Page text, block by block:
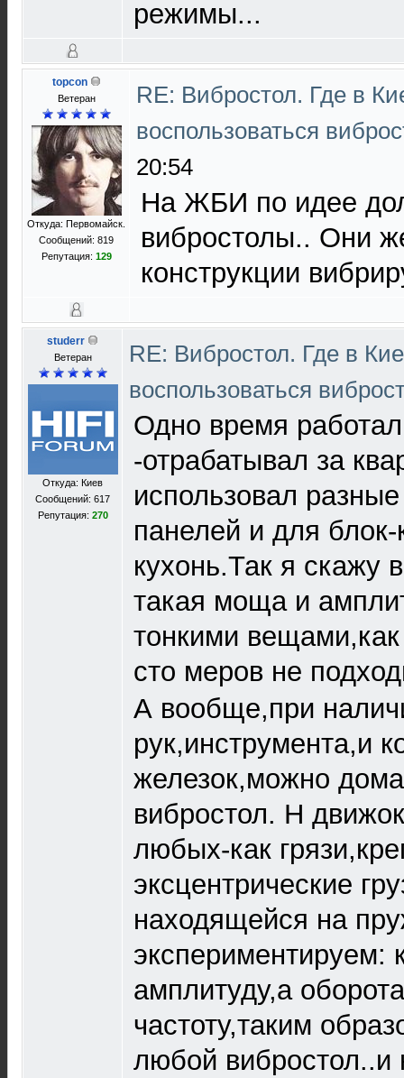
режимы...
topcon
Ветеран
Откуда: Первомайск.
Сообщений: 819
Репутация: 129
RE: Вибростол. Где в
воспользоваться
20:54
На ЖБИ по идее
вибростолы.. Они
конструкции
studerr
Ветеран
Откуда: Киев
Сообщений: 617
Репутация: 270
RE: Вибростол. Где в
воспользоваться
Одно время
-отрабатывал за
использовал
панелей и для блок-
кухонь.Так я скажу
такая моща и
тонкими
сто меров не
А вообще,при
рук,инструмента,и
железок,можно
вибростол. Н
любых-как
эксцентрические
находящейся на
экспериментируем:
амплитуду,а
частоту,таким
любой вибростол..и